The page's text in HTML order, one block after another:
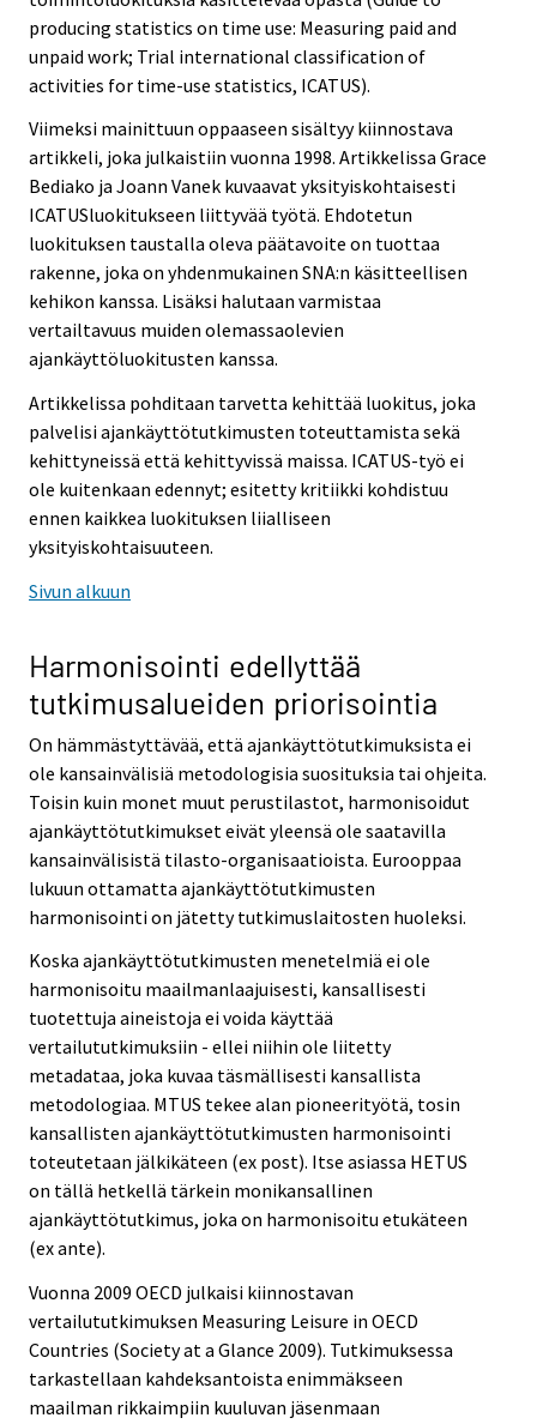
producing statistics on time use: Measuring paid and
unpaid work; Trial international classification of
activities for time-use statistics, ICATUS).
Viimeksi mainittuun oppaaseen sisältyy kiinnostava
artikkeli, joka julkaistiin vuonna 1998. Artikkelissa Grace
Bediako ja Joann Vanek kuvaavat yksityiskohtaisesti
ICATUSluokitukseen liittyvää työtä. Ehdotetun
luokituksen taustalla oleva päätavoite on tuottaa
rakenne, joka on yhdenmukainen SNA:n käsitteellisen
kehikon kanssa. Lisäksi halutaan varmistaa
vertailtavuus muiden olemassaolevien
ajankäyttöluokitusten kanssa.
Artikkelissa pohditaan tarvetta kehittää luokitus, joka
palvelisi ajankäyttötutkimusten toteuttamista sekä
kehittyneissä että kehittyvissä maissa. ICATUS-työ ei
ole kuitenkaan edennyt; esitetty kritiikki kohdistuu
ennen kaikkea luokituksen liialliseen
yksityiskohtaisuuteen.
Sivun alkuun
Harmonisointi edellyttää
tutkimusalueiden priorisointia
On hämmästyttävää, että ajankäyttötutkimuksista ei
ole kansainvälisiä metodologisia suosituksia tai ohjeita.
Toisin kuin monet muut perustilastot, harmonisoidut
ajankäyttötutkimukset eivät yleensä ole saatavilla
kansainvälisistä tilasto-organisaatioista. Eurooppaa
lukuun ottamatta ajankäyttötutkimusten
harmonisointi on jätetty tutkimuslaitosten huoleksi.
Koska ajankäyttötutkimusten menetelmiä ei ole
harmonisoitu maailmanlaajuisesti, kansallisesti
tuotettuja aineistoja ei voida käyttää
vertailututkimuksiin - ellei niihin ole liitetty
metadataa, joka kuvaa täsmällisesti kansallista
metodologiaa. MTUS tekee alan pioneerityötä, tosin
kansallisten ajankäyttötutkimusten harmonisointi
toteutetaan jälkikäteen (ex post). Itse asiassa HETUS
on tällä hetkellä tärkein monikansallinen
ajankäyttötutkimus, joka on harmonisoitu etukäteen
(ex ante).
Vuonna 2009 OECD julkaisi kiinnostavan
vertailututkimuksen Measuring Leisure in OECD
Countries (Society at a Glance 2009). Tutkimuksessa
tarkastellaan kahdeksantoista enimmäkseen
maailman rikkaimpiin kuuluvan jäsenmaan